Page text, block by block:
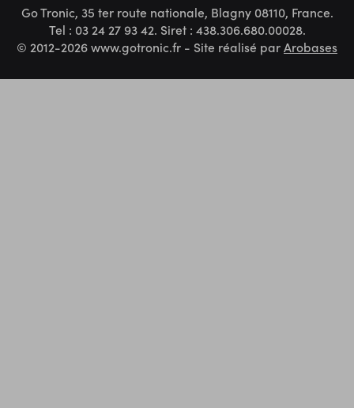
Go Tronic, 35 ter route nationale, Blagny 08110, France.
Tel : 03 24 27 93 42. Siret : 438.306.680.00028.
© 2012-2026 www.gotronic.fr - Site réalisé parArobases